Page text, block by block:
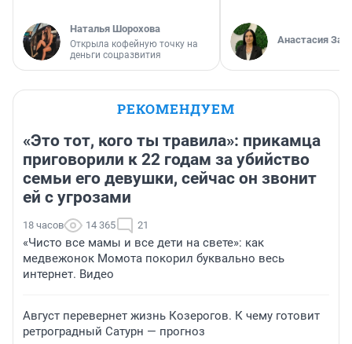
Наталья Шорохова
Открыла кофейную точку на
деньги соцразвития
Анастасия
РЕКОМЕНДУЕМ
«Это тот, кого ты травила»: прикамца
приговорили к 22 годам за убийство
семьи его девушки, сейчас он звонит
ей с угрозами
18 часов 14 365 21
«Чисто все мамы и все дети на свете»: как
медвежонок Момота покорил буквально весь
интернет. Видео
Август перевернет жизнь Козерогов. К чему готовит
ретроградный Сатурн — прогноз